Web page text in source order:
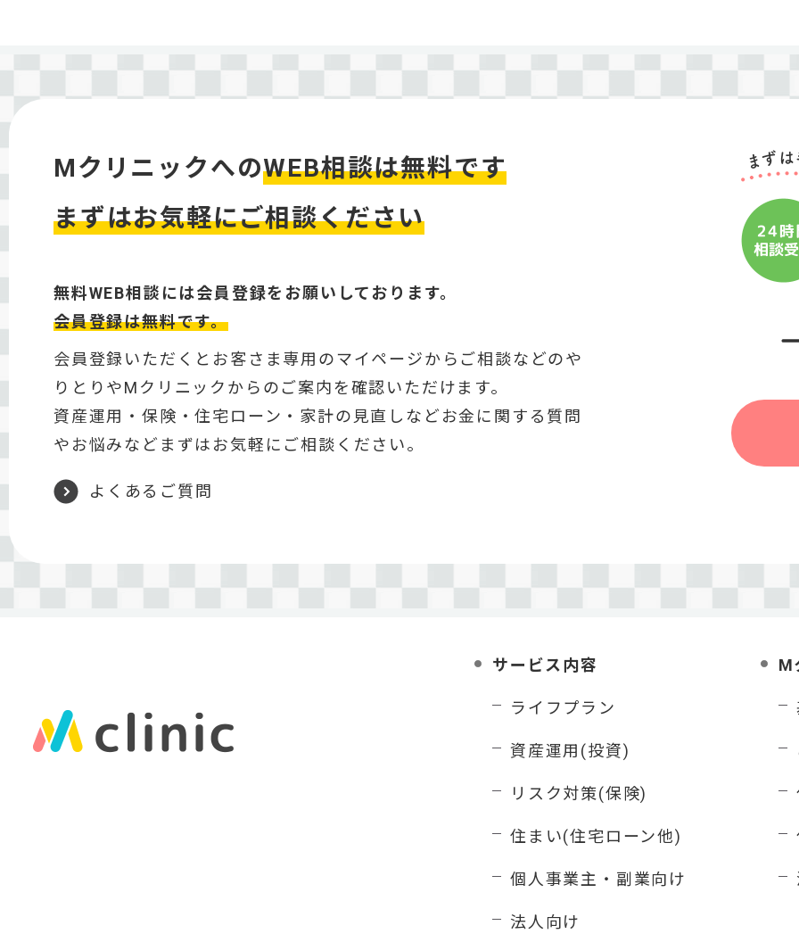
MクリニックへのWEB相談は無料です
まずはお気軽にご相談ください
無料WEB相談には会員登録をお願いしております。
会員登録は無料です。
会員登録いただくとお客さま専用のマイページからご相談などのや
りとりやMクリニックからのご案内を確認いただけます。
資産運用・保険・住宅ローン・家計の見直しなどお金に関する質問
やお悩みなどまずはお気軽にご相談ください。
よくあるご質問
サービス内容
ライフプラン
資産運用(投資)
リスク対策(保険)
住まい(住宅ローン他)
個人事業主・副業向け
法人向け
M